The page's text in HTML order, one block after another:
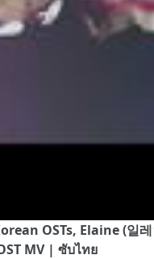
OSTs, Elaine (일
MV | ซับไทย